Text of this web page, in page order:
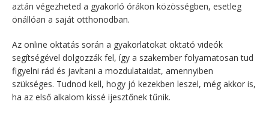
aztán végezheted a gyakorló órákon közösségben, esetleg
önállóan a saját otthonodban.
Az online oktatás során a gyakorlatokat oktató videók
segítségével dolgozzák fel, így a szakember folyamatosan tud
figyelni rád és javítani a mozdulataidat, amennyiben
szükséges. Tudnod kell, hogy jó kezekben leszel, még akkor is,
ha az első alkalom kissé ijesztőnek tűnik.